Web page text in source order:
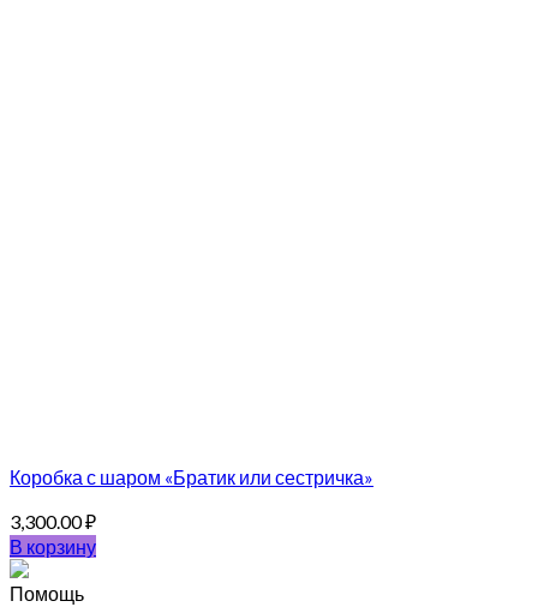
Коробка с шаром «Братик или сестричка»
3,300.00₽
В корзину
Помощь